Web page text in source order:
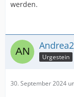
werden.
Urgestein
30. September 2024